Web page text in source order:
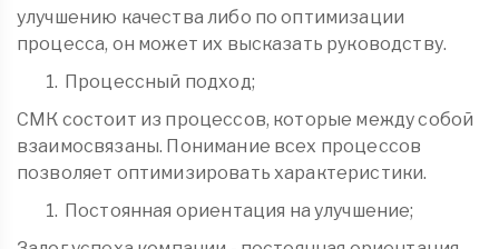
улучшению качества либо по оптимизации
процесса, он может их высказать руководству.
Процессный подход;
СМК состоит из процессов, которые между собой
взаимосвязаны. Понимание всех процессов
позволяет оптимизировать характеристики.
Постоянная ориентация на улучшение;